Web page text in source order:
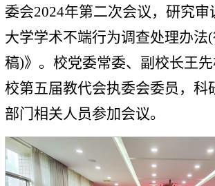
委会2024年第二次会议，研究审
大学学术不端行为调查处理办法
稿)》。校党委常委、副校长王先
校第五届教代会执委会委员，科
部门相关人员参加会议。